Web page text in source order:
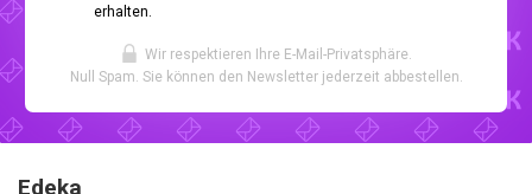
erhalten.
Wir respektieren Ihre E-Mail-Privatsphäre.
Null Spam. Sie können den Newsletter jederzeit abbestellen.
Edeka